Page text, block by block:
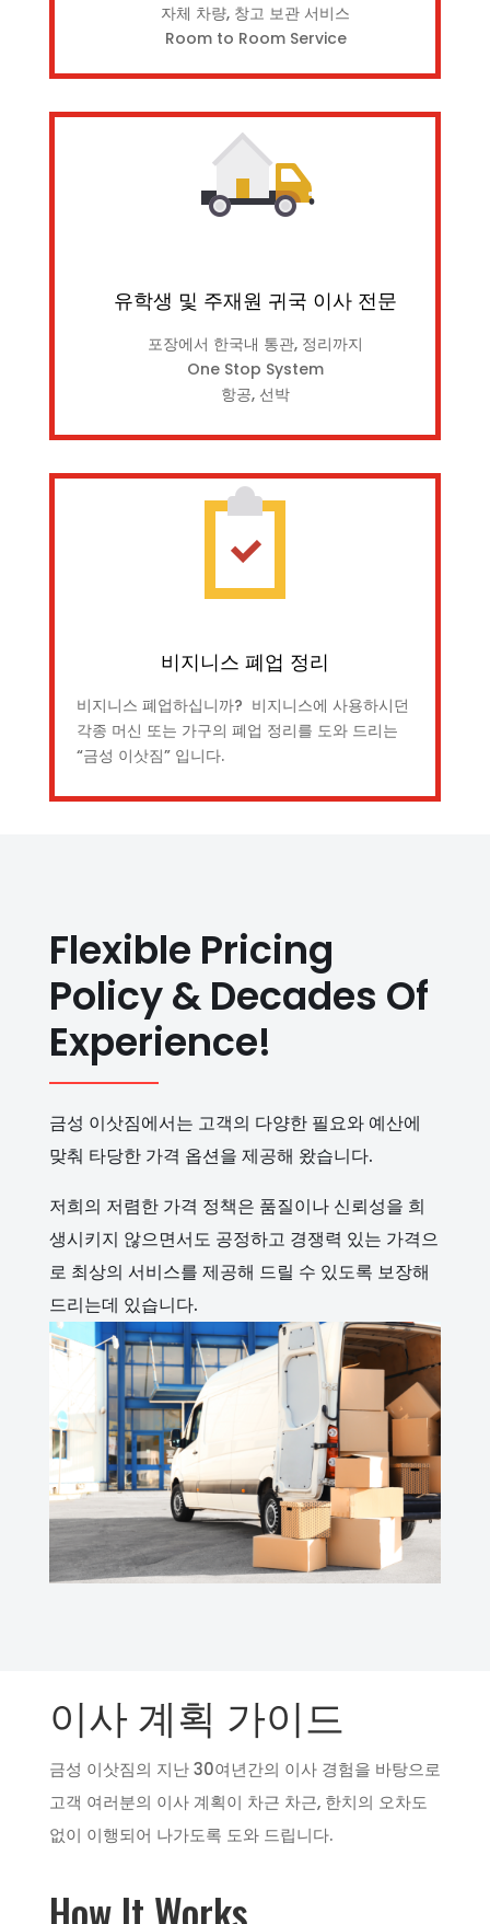
자체 차량, 창고 보관 서비스
Room to Room Service
유학생 및 주재원 귀국 이사 전문
포장에서 한국내 통관, 정리까지
One Stop System
항공, 선박
비지니스 폐업 정리
비지니스 폐업하십니까? 비지니스에 사용하시던
각종 머신 또는 가구의 폐업 정리를 도와 드리는
“금성 이삿짐” 입니다.
Flexible Pricing
Policy & Decades Of
Experience!
금성 이삿짐에서는 고객의 다양한 필요와 예산에
맞춰 타당한 가격 옵션을 제공해 왔습니다.
저희의 저렴한 가격 정책은 품질이나 신뢰성을 희
생시키지 않으면서도 공정하고 경쟁력 있는 가격으
로 최상의 서비스를 제공해 드릴 수 있도록 보장해
드리는데 있습니다.
이사 계획 가이드
금성 이삿짐의 지난 30여년간의 이사 경험을 바탕으로
고객 여러분의 이사 계획이 차근 차근, 한치의 오차도
없이 이행되어 나가도록 도와 드립니다.
How It Works